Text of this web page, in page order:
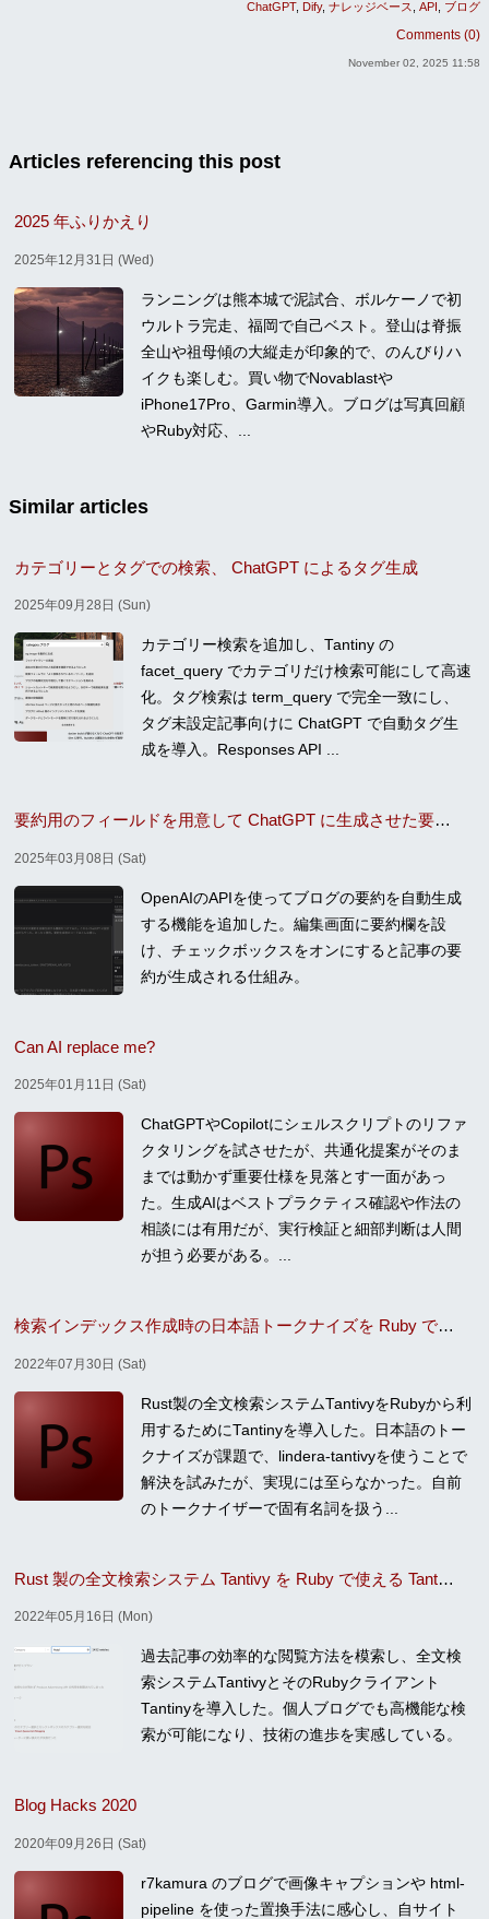
ChatGPT Dify ナレッジベース API ブログ
Comments (0)
November 02, 2025 11:58
Articles referencing this post
2025 年ふりかえり
2025年12月31日 (Wed)
ランニングは熊本城で泥試合、ボルケーノで初
ウルトラ完走、福岡で自己ベスト。登山は脊振
全山や祖母傾の大縦走が印象的で、のんびりハ
イクも楽しむ。買い物でNovablastや
iPhone17Pro、Garmin導入。ブログは写真回顧
やRuby対応、...
Similar articles
カテゴリーとタグでの検索、 ChatGPT によるタグ生成
2025年09月28日 (Sun)
カテゴリー検索を追加し、Tantiny の
facet_query でカテゴリだけ検索可能にして高速
化。タグ検索は term_query で完全一致にし、
タグ未設定記事向けに ChatGPT で自動タグ生
成を導入。Responses API ...
要約用のフィールドを用意して ChatGPT に生成させた要約を入力できるようにした
2025年03月08日 (Sat)
OpenAIのAPIを使ってブログの要約を自動生成
する機能を追加した。編集画面に要約欄を設
け、チェックボックスをオンにすると記事の要
約が生成される仕組み。
Can AI replace me?
2025年01月11日 (Sat)
ChatGPTやCopilotにシェルスクリプトのリファ
クタリングを試させたが、共通化提案がそのま
までは動かず重要仕様を見落とす一面があっ
た。生成AIはベストプラクティス確認や作法の
相談には有用だが、実行検証と細部判断は人間
が担う必要がある。...
検索インデックス作成時の日本語トークナイズを Ruby で行うように変更
2022年07月30日 (Sat)
Rust製の全文検索システムTantivyをRubyから利
用するためにTantinyを導入した。日本語のトー
クナイズが課題で、lindera-tantivyを使うことで
解決を試みたが、実現には至らなかった。自前
のトークナイザーで固有名詞を扱う...
Rust 製の全文検索システム Tantivy を Ruby で使える Tantiny を導入した
2022年05月16日 (Mon)
過去記事の効率的な閲覧方法を模索し、全文検
索システムTantivyとそのRubyクライアント
Tantinyを導入した。個人ブログでも高機能な検
索が可能になり、技術の進歩を実感している。
Blog Hacks 2020
2020年09月26日 (Sat)
r7kamura のブログで画像キャプションや html-
pipeline を使った置換手法に感心し、自サイト